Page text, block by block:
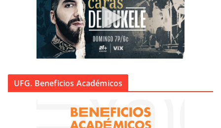
UFG. Beneficios Académicos